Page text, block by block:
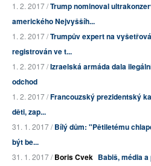
1. 2. 2017 /Trump nominoval
amerického Nejvyššíh...
1. 2. 2017 /Trumpův expert na
registrován ve t...
1. 2. 2017 /Izraelská armáda dala
odchod
1. 2. 2017 /Francouzský prezidentský
děti, zap...
31. 1. 2017 /Bílý dům: "Pětiletému
být be...
31. 1. 2017 /Boris Cvek Babiš, média